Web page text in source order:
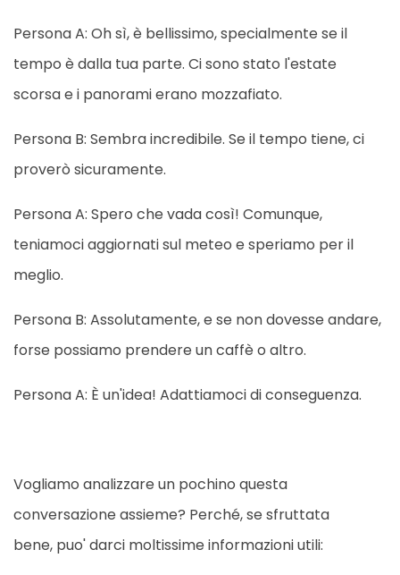
Persona A: Oh sì, è bellissimo, specialmente se il
tempo è dalla tua parte. Ci sono stato l'estate
scorsa e i panorami erano mozzafiato.
Persona B: Sembra incredibile. Se il tempo tiene, ci
proverò sicuramente.
Persona A: Spero che vada così! Comunque,
teniamoci aggiornati sul meteo e speriamo per il
meglio.
Persona B: Assolutamente, e se non dovesse andare,
forse possiamo prendere un caffè o altro.
Persona A: È un'idea! Adattiamoci di conseguenza.
Vogliamo analizzare un pochino questa
conversazione assieme? Perché, se sfruttata
bene, puo' darci moltissime informazioni utili: